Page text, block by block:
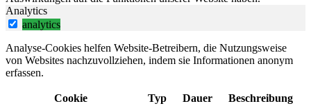
Analytics
analytics
Analyse-Cookies helfen Website-Betreibern, die Nutzungsweise
von Websites nachzuvollziehen, indem sie Informationen anonym
erfassen.
Cookie Typ Dauer Beschreibung